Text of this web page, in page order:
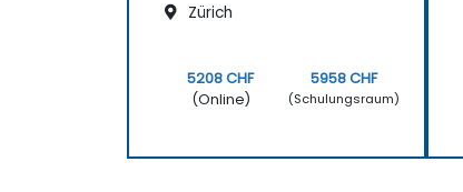
Zürich
5208 CHF
(Online)
5958 CHF
(Schulungsraum)